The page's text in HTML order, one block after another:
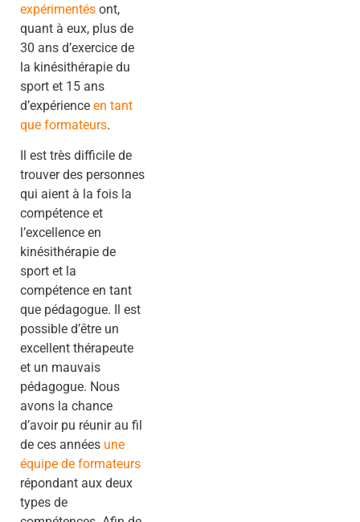
expérimentés ont,
quant à eux, plus de
30 ans d’exercice de
la kinésithérapie du
sport et 15 ans
d’expérience en tant
que formateurs.
Il est très difficile de
trouver des personnes
qui aient à la fois la
compétence et
l’excellence en
kinésithérapie de
sport et la
compétence en tant
que pédagogue. Il est
possible d’être un
excellent thérapeute
et un mauvais
pédagogue. Nous
avons la chance
d’avoir pu réunir au fil
de ces années une
équipe de formateurs
répondant aux deux
types de